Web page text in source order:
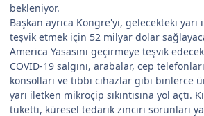
bekleniyor.
Başkan ayrıca Kongre'yi, gelecekteki yarı
teşvik etmek için 52 milyar dolar
America Yasasını geçirmeye teşvik
COVID-19 salgını, arabalar, cep
konsolları ve tıbbi cihazlar gibi binlerce
yarı iletken mikroçip sıkıntısına yol açtı.
tüketti, küresel tedarik zinciri sorunları